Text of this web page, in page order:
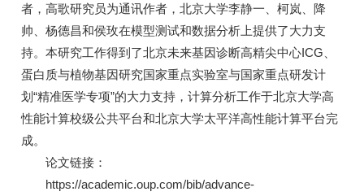
者，高歌研究员为通讯作者，北京大学李静一、柯岚、降
帅、杨德昌和侯玫在模型测试和数据分析上提供了大力支
持。本研究工作得到了北京未来基因诊断高精尖中心ICG、
蛋白质与植物基因研究国家重点实验室与国家重点研发计
划“精准医学专项”的大力支持，计算分析工作于北京大学高
性能计算校级公共平台和北京大学太平洋高性能计算平台完
成。
论文链接：
https://academic.oup.com/bib/advance-